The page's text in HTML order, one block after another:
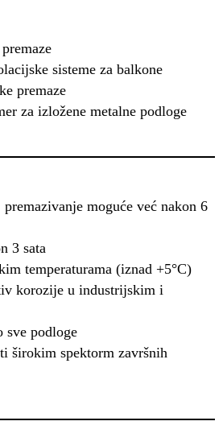
sisteme za balkone
premaze
za izložene metalne podloge
moguće već nakon 6
3 sata
temperaturama (iznad +5°C)
korozije u industrijskim i
sve podloge
širokim spektorm završnih